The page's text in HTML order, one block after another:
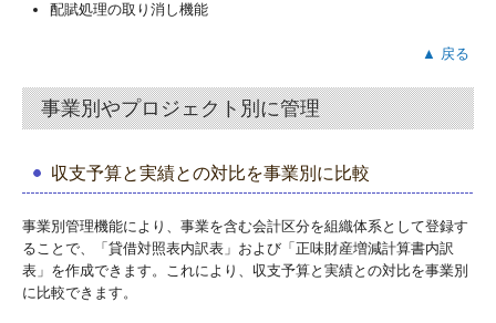
配賦処理の取り消し機能
▲ 戻る
事業別やプロジェクト別に管理
収支予算と実績との対比を事業別に比較
事業別管理機能により、事業を含む会計区分を組織体系として登録す
ることで、「貸借対照表内訳表」および「正味財産増減計算書内訳
表」を作成できます。これにより、収支予算と実績との対比を事業別
に比較できます。